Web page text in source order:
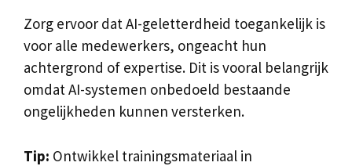
Zorg ervoor dat AI-geletterdheid toegankelijk is
voor alle medewerkers, ongeacht hun
achtergrond of expertise. Dit is vooral belangrijk
omdat AI-systemen onbedoeld bestaande
ongelijkheden kunnen versterken.
Tip: Ontwikkel trainingsmateriaal in